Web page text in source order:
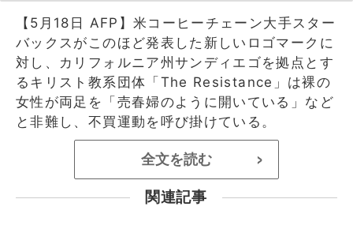
【5月18日 AFP】米コーヒーチェーン大手スター
バックスがこのほど発表した新しいロゴマークに
対し、カリフォルニア州サンディエゴを拠点とす
るキリスト教系団体「The Resistance」は裸の
女性が両足を「売春婦のように開いている」など
と非難し、不買運動を呼び掛けている。
全文を読む >
関連記事